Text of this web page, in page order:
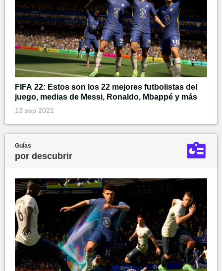
FIFA 22: Estos son los 22 mejores futbolistas del
juego, medias de Messi, Ronaldo, Mbappé y más
13 sep 2021
Guías
por descubrir